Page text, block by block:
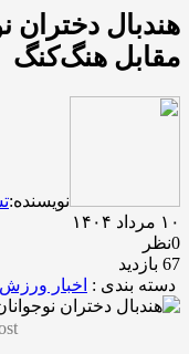
هندبال دختران
مقابل هنگ‌کنگ
نویسنده:
۱۰ مرداد ۱۴۰۴
0نظر
67 بازدید
دسته بندی : اخبار